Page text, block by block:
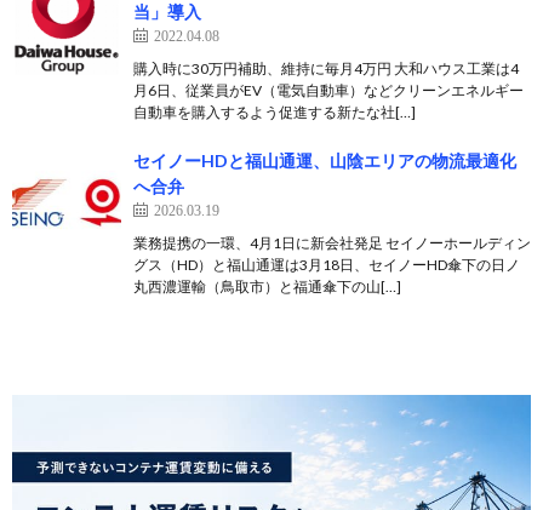
当」導入
2022.04.08
購入時に30万円補助、維持に毎月4万円 大和ハウス工業は4
月6日、従業員がEV（電気自動車）などクリーンエネルギー
自動車を購入するよう促進する新たな社[…]
セイノーHDと福山通運、山陰エリアの物流最適化
へ合弁
2026.03.19
業務提携の一環、4月1日に新会社発足 セイノーホールディン
グス（HD）と福山通運は3月18日、セイノーHD傘下の日ノ
丸西濃運輸（鳥取市）と福通傘下の山[…]